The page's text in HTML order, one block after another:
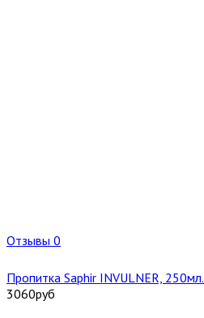
Отзывы 0
Пропитка Saphir INVULNER, 250мл.
3060руб